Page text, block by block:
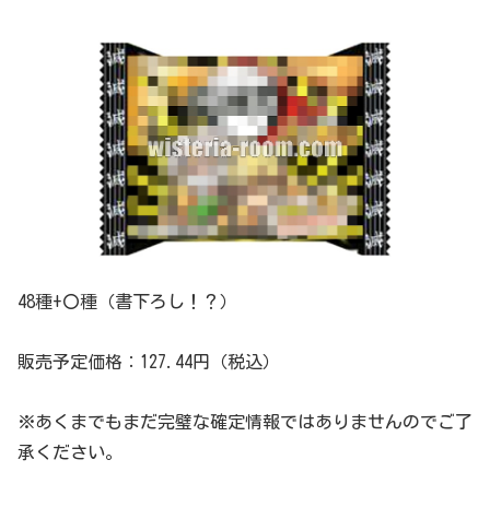
48種+〇種（書下ろし！？）
販売予定価格：127.44円（税込）
※あくまでもまだ完璧な確定情報ではありませんのでご了
承ください。